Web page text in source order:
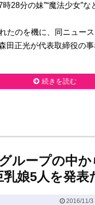
時28分の妹”“魔法少女”な
たのを機に、同ニュー
田正光が代表取締役の
続きを読む
ループの中
乳娘5人を発表
2016/11/3